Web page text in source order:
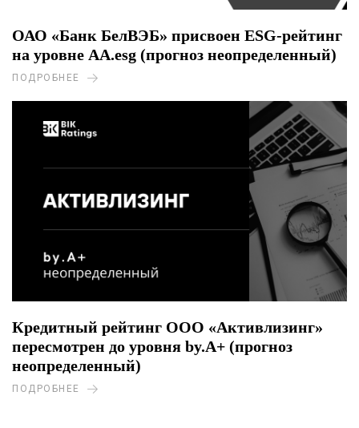
ОАО «Банк БелВЭБ» присвоен ESG-рейтинг
на уровне AA.esg (прогноз неопределенный)
ПОДРОБНЕЕ
Кредитный рейтинг ООО «Активлизинг»
пересмотрен до уровня by.A+ (прогноз
неопределенный)
ПОДРОБНЕЕ